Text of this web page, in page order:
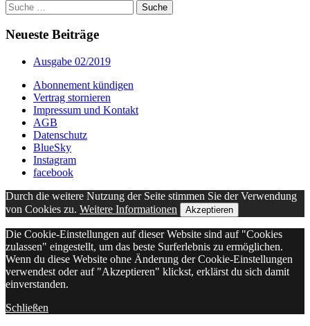
Neueste Beiträge
Ausgabe 02/2019
Abonnement kündigen
Vertrag stornieren
Impressum und Kontakt
AGB
Datenschutz
BlueSky
Instagram
facebook
Durch die weitere Nutzung der Seite stimmen Sie der Verwendung
von Cookies zu. Weitere Informationen Akzeptieren
Die Cookie-Einstellungen auf dieser Website sind auf "Cookies
zulassen" eingestellt, um das beste Surferlebnis zu ermöglichen.
Wenn du diese Website ohne Änderung der Cookie-Einstellungen
verwendest oder auf "Akzeptieren" klickst, erklärst du sich damit
einverstanden.
Schließen